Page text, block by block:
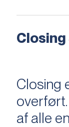
Closing
af alle